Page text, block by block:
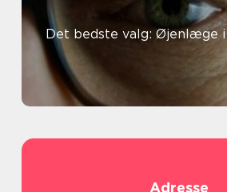
Det bedste valg: Øjenlæge
Adresse